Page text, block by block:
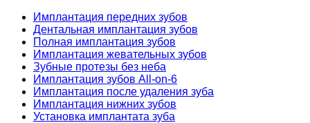
Имплантация передних зубов
Дентальная имплантация зубов
Полная имплантация зубов
Имплантация жевательных зубов
Зубные протезы без неба
Имплантация зубов All-on-6
Имплантация после удаления зуба
Имплантация нижних зубов
Установка имплантата зуба